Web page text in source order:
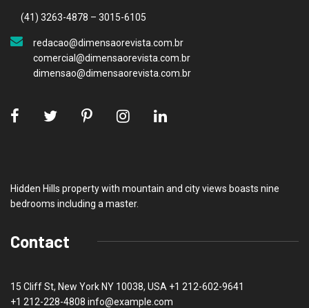
(41) 3263-4878 – 3015-6105
redacao@dimensaorevista.com.br
comercial@dimensaorevista.com.br
dimensao@dimensaorevista.com.br
Hidden Hills property with mountain and city views boasts nine
bedrooms including a master.
Contact
15 Cliff St, New York NY 10038, USA +1 212-602-9641
+1 212-228-4808 info@example.com